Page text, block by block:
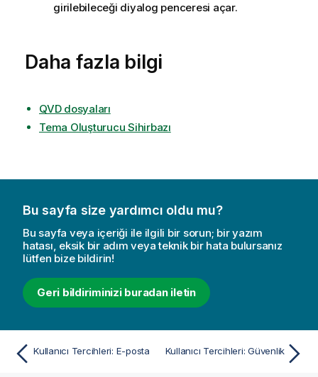
girilebileceği diyalog penceresi açar.
Daha fazla bilgi
QVD dosyaları
Tema Oluşturucu Sihirbazı
Bu sayfa size yardımcı oldu mu?
Bu sayfa veya içeriği ile ilgili bir sorun; bir yazım
hatası, eksik bir adım veya teknik bir hata bulursanız
lütfen bize bildirin!
Geri bildiriminizi buradan iletin
Kullanıcı Tercihleri: E-posta Kullanıcı Tercihleri: Güvenlik